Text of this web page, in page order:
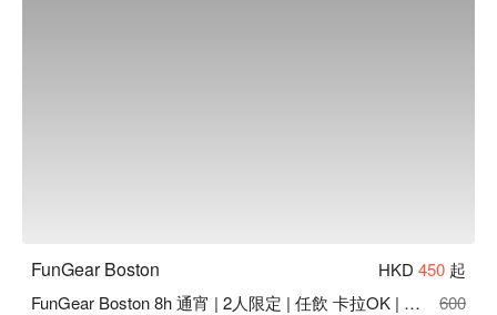
FunGear Boston HKD 450 起
FunGear Boston 8h 通宵 | 2人限定 | 任飲 卡拉OK | Mong Kok Party Room
600